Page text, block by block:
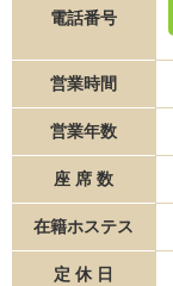
電話番号
営業時間
営業年数
座 席 数
在籍ホステス
定 休 日